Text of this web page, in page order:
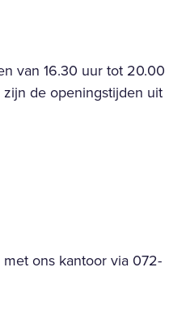
van 16.30 uur tot 20.00
de openingstijden uit
ons kantoor via 072-